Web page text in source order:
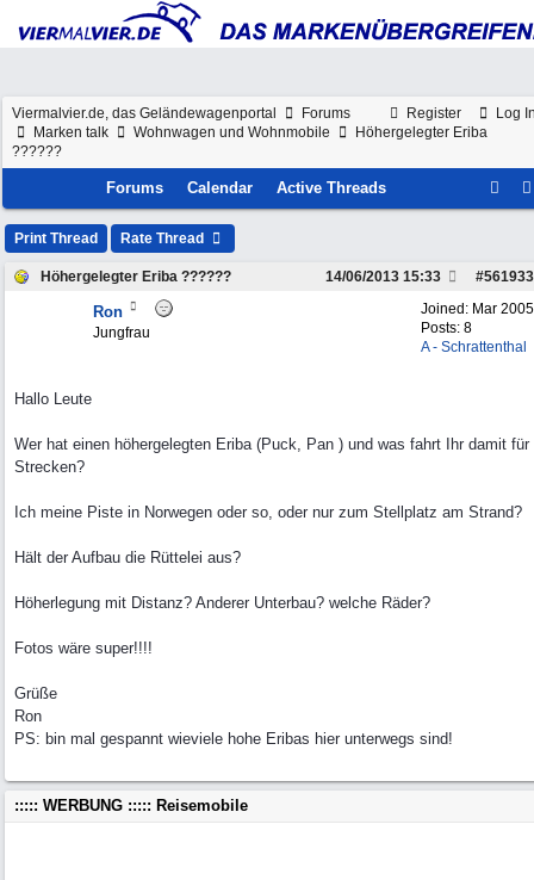
Register Log
Viermalvier.de, das Geländewagenportal
Forums
Marken talk
Wohnwagen und Wohnmobile
Höhergelegter Eriba
??????
Forums Calendar Active Threads
Print Thread Rate Thread
Höhergelegter Eriba ?????? #561933
14/06/2013 15:33
Joined: Mar 2005
Posts: 8
A - Schrattenthal
Ron
Jungfrau
Hallo Leute
Wer hat einen höhergelegten Eriba (Puck, Pan ) und was fahrt Ihr damit für
Strecken?
Ich meine Piste in Norwegen oder so, oder nur zum Stellplatz am Strand?
Hält der Aufbau die Rüttelei aus?
Höherlegung mit Distanz? Anderer Unterbau? welche Räder?
Fotos wäre super!!!!
Grüße
Ron
PS: bin mal gespannt wieviele hohe Eribas hier unterwegs sind!
::::: WERBUNG ::::: Reisemobile